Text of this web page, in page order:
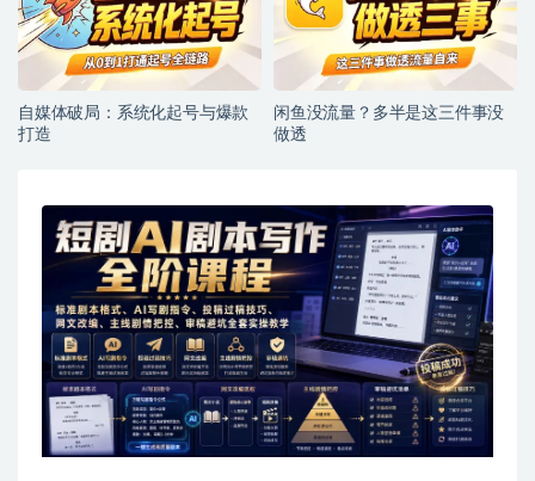
自媒体破局：系统化起号与爆款
打造
闲鱼没流量？多半是这三件事没
做透